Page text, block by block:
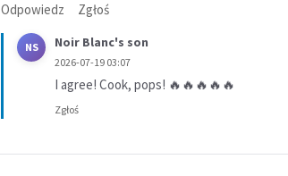
Odpowiedz Zgłoś
NS Noir Blanc's son
2026-07-19 03:07
I agree! Cook, pops! 🔥🔥🔥🔥🔥
Zgłoś